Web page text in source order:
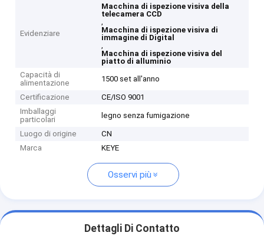
Evidenziare
Macchina di ispezione visiva della
telecamera CCD
,
Macchina di ispezione visiva di
immagine di Digital
,
Macchina di ispezione visiva del
piatto di alluminio
Capacità di
alimentazione
1500 set all'anno
Certificazione
CE/ISO 9001
Imballaggi
particolari
legno senza fumigazione
Luogo di origine
CN
Marca
KEYE
Osservi più
Dettagli Di Contatto